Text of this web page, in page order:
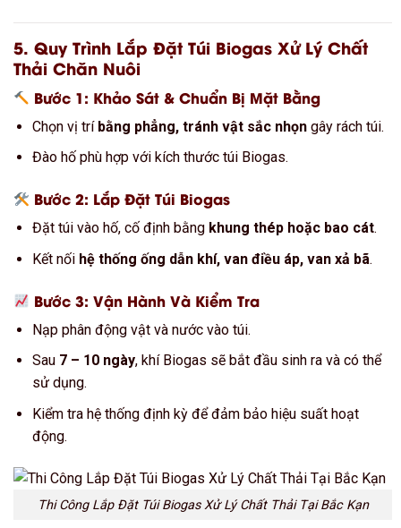
5. Quy Trình Lắp Đặt Túi Biogas Xử Lý Chất
Thải Chăn Nuôi
Bước 1: Khảo Sát & Chuẩn Bị Mặt Bằng
Chọn vị trí bằng phẳng, tránh vật sắc nhọngây rách túi.
Đào hố phù hợp với kích thước túi Biogas.
Bước 2: Lắp Đặt Túi Biogas
Đặt túi vào hố, cố định bằng khung thép hoặc bao cát.
Kết nối hệ thống ống dẫn khí, van điều áp, van xả bã.
Bước 3: Vận Hành Và Kiểm Tra
Nạp phân động vật và nước vào túi.
Sau 7 – 10 ngày, khí Biogas sẽ bắt đầu sinh ra và có thể
sử dụng.
Kiểm tra hệ thống định kỳ để đảm bảo hiệu suất hoạt
động.
Thi Công Lắp Đặt Túi Biogas Xử Lý Chất Thải Tại Bắc Kạn